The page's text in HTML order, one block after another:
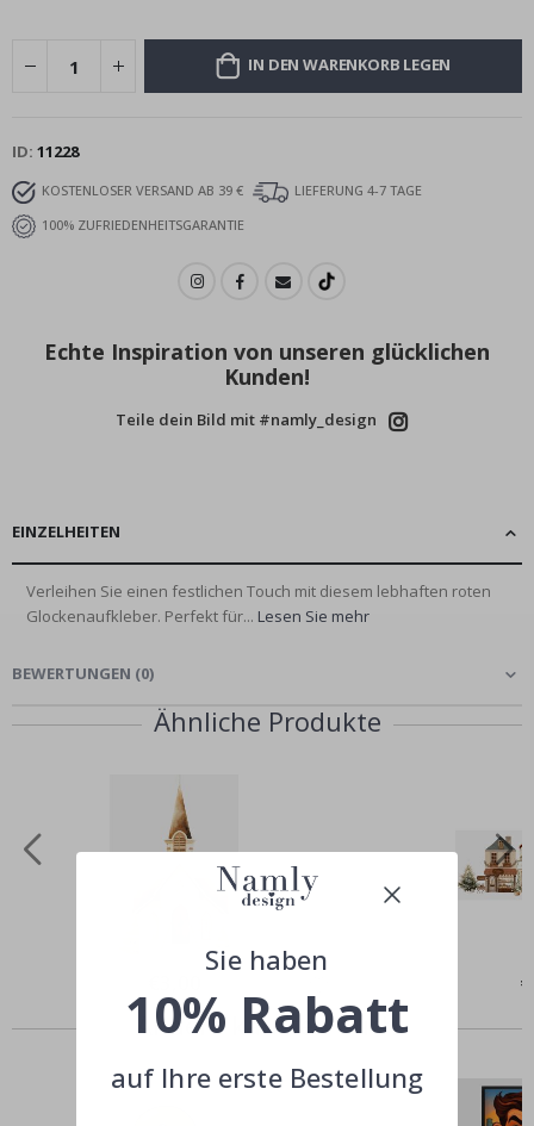
IN DEN WARENKORB LEGEN
ID 11228
KOSTENLOSER VERSAND AB 39 €
LIEFERUNG 4-7 TAGE
100% ZUFRIEDENHEITSGARANTIE
Echte Inspiration von unseren glücklichen
Kunden!
Teile dein Bild mit #namly_design
EINZELHEITEN
Verleihen Sie einen festlichen Touch mit diesem lebhaften roten
Glockenaufkleber. Perfekt für... Lesen Sie mehr
BEWERTUNGEN (0)
Ähnliche Produkte
Price
Andere kauften auch
Sie haben
10% Rabatt
auf Ihre erste Bestellung